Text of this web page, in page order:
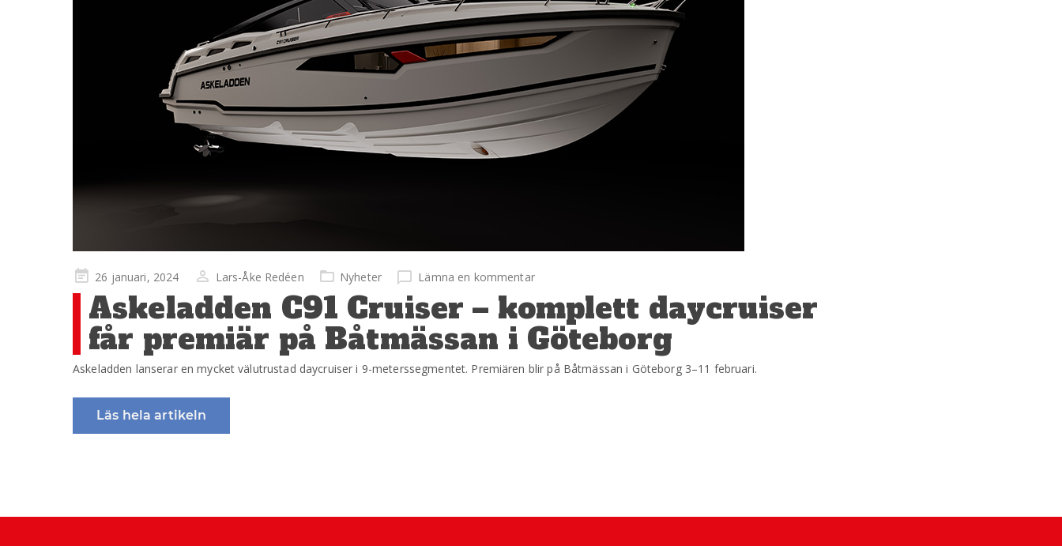
Publicerad
på
26 januari, 2024 Lars-Åke Redéen Nyheter Lämna en kommentar
Askeladden C91 Cruiser – komplett daycruiser
får premiär på Båtmässan i Göteborg
Askeladden lanserar en mycket välutrustad daycruiser i 9-meterssegmentet. Premiären blir på Båtmässan i Göteborg 3–11 februari.
Läs hela artikeln